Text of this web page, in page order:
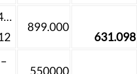
899.000
631.098
550000